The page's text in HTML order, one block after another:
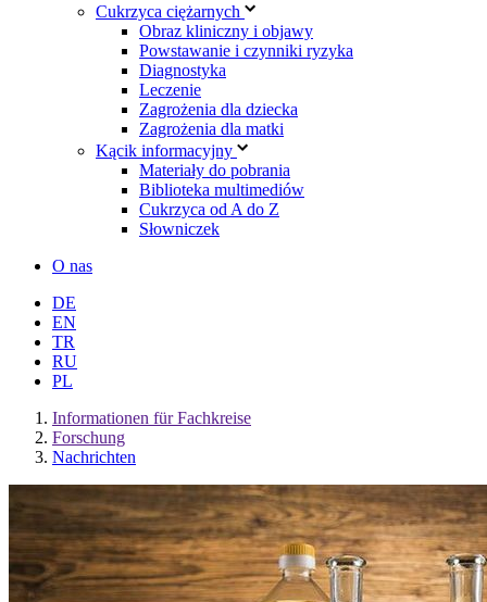
Cukrzyca ciężarnych
Obraz kliniczny i objawy
Powstawanie i czynniki ryzyka
Diagnostyka
Leczenie
Zagrożenia dla dziecka
Zagrożenia dla matki
Kącik informacyjny
Materiały do pobrania
Biblioteka multimediów
Cukrzyca od A do Z
Słowniczek
O nas
DE
EN
TR
RU
PL
Informationen für Fachkreise
Forschung
Nachrichten